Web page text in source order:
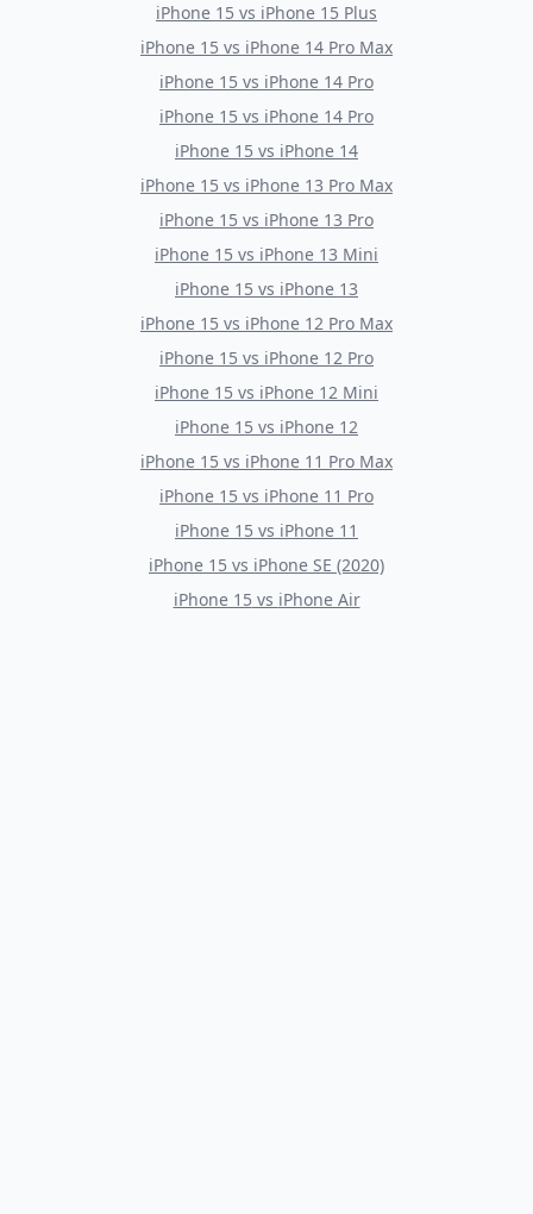
iPhone 15 vs iPhone 15 Plus
iPhone 15 vs iPhone 14 Pro Max
iPhone 15 vs iPhone 14 Pro
iPhone 15 vs iPhone 14 Pro
iPhone 15 vs iPhone 14
iPhone 15 vs iPhone 13 Pro Max
iPhone 15 vs iPhone 13 Pro
iPhone 15 vs iPhone 13 Mini
iPhone 15 vs iPhone 13
iPhone 15 vs iPhone 12 Pro Max
iPhone 15 vs iPhone 12 Pro
iPhone 15 vs iPhone 12 Mini
iPhone 15 vs iPhone 12
iPhone 15 vs iPhone 11 Pro Max
iPhone 15 vs iPhone 11 Pro
iPhone 15 vs iPhone 11
iPhone 15 vs iPhone SE (2020)
iPhone 15 vs iPhone Air